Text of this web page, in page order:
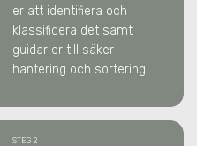
er att identifiera och
klassificera det samt
guidar er till säker
hantering och sortering.
STEG 2